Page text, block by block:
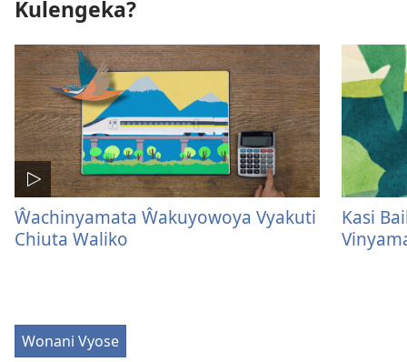
Kulengeka?
Ŵachinyamata Ŵakuyowoya Vyakuti
Chiuta Waliko
Kasi
Wonani Vyose